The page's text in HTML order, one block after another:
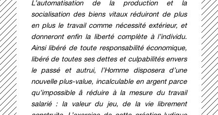
L’automatisation de la production et la
socialisation des biens vitaux réduiront de plus
en plus le travail comme nécessité extérieur, et
donneront enfin la liberté complète à l’individu.
Ainsi libéré de toute responsabilité économique,
libéré de toutes ses dettes et culpabilités envers
le passé et autrui, l’Homme disposera d’une
nouvelle plus-value, incalculable en argent parce
qu’impossible â réduire à la mesure du travail
salarié : la valeur du jeu, de la vie librement